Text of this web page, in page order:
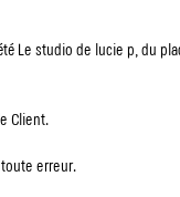
Le studio de lucie p, du
Client.
erreur.